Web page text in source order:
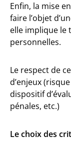
Enfin, la mise
faire l’objet
elle implique le
personnelles.
Le respect de
d’enjeux
dispositif
pénales, etc.)
Le choix des